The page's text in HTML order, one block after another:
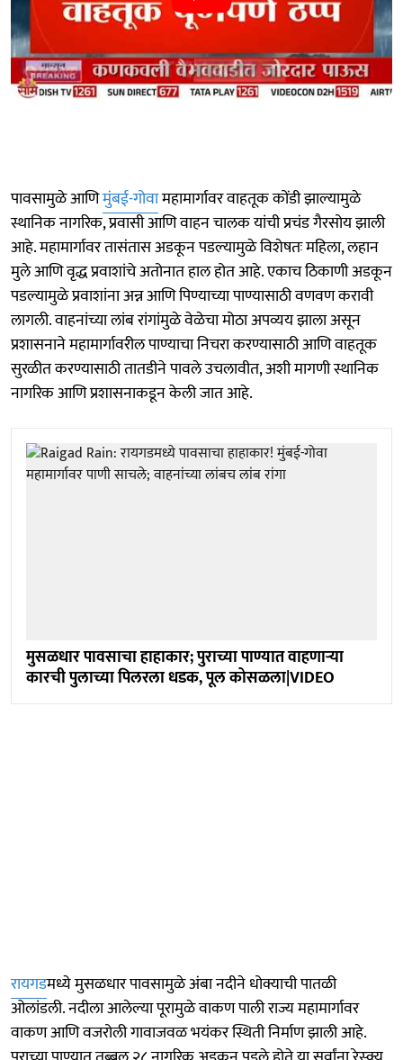
पावसामुळे आणिमुंबई-गोवामहामार्गावर वाहतूक कोंडी झाल्यामुळे
स्थानिक नागरिक, प्रवासी आणि वाहन चालक यांची प्रचंड गैरसोय झाली
आहे. महामार्गावर तासंतास अडकून पडल्यामुळे विशेषतः महिला, लहान
मुले आणि वृद्ध प्रवाशांचे अतोनात हाल होत आहे. एकाच ठिकाणी अडकून
पडल्यामुळे प्रवाशांना अन्न आणि पिण्याच्या पाण्यासाठी वणवण करावी
लागली. वाहनांच्या लांब रांगांमुळे वेळेचा मोठा अपव्यय झाला असून
प्रशासनाने महामार्गावरील पाण्याचा निचरा करण्यासाठी आणि वाहतूक
सुरळीत करण्यासाठी तातडीने पावले उचलावीत, अशी मागणी स्थानिक
नागरिक आणि प्रशासनाकडून केली जात आहे.
मुसळधार पावसाचा हाहाकार; पुराच्या पाण्यात वाहणाऱ्या
कारची पुलाच्या पिलरला धडक, पूल कोसळला|VIDEO
रायगडमध्ये मुसळधार पावसामुळे अंबा नदीने धोक्याची पातळी
ओलांडली. नदीला आलेल्या पूरामुळे वाकण पाली राज्य महामार्गावर
वाकण आणि वजरोली गावाजवळ भयंकर स्थिती निर्माण झाली आहे.